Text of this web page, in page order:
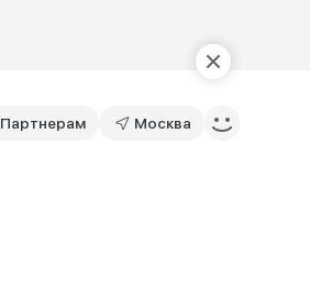
Партнерам Москва